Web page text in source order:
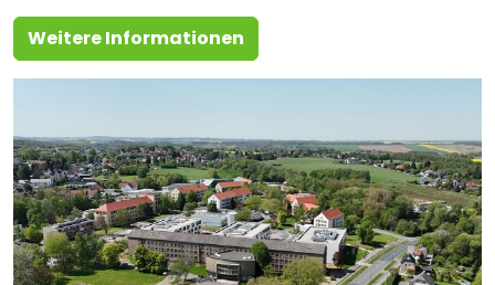
Weitere Informationen